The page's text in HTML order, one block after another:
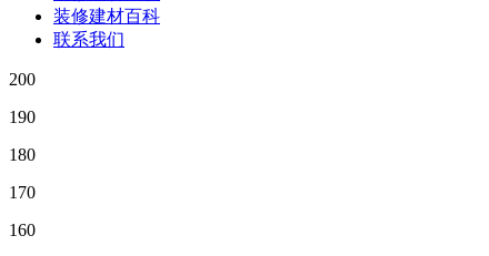
装修建材百科
联系我们
200
190
180
170
160